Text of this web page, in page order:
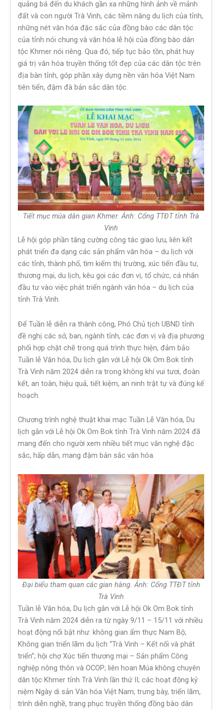
quảng bá đến du khách gần xa những hình ảnh về mảnh
đất và con người Trà Vinh, các tiềm năng du lịch của tỉnh,
những nét văn hóa đặc sắc của đồng bào các dân tộc
của tỉnh nói chung và văn hóa lễ hội của đồng bào dân
tộc Khmer nói riêng. Qua đó, tiếp tục bảo tồn, phát huy
giá trị văn hóa truyền thống tốt đẹp của các dân tộc trên
địa bàn tỉnh, góp phần xây dựng nền văn hóa Việt Nam
tiên tiến, đậm đà bản sắc dân tộc.
Tiết mục múa dân gian Khmer. Ảnh: Cổng TTĐT tỉnh Trà
Vinh
Lễ hội góp phần tăng cường công tác giao lưu, liên kết
phát triển đa dạng các sản phẩm văn hóa – du lịch với
các tỉnh, thành phố, tìm kiếm thị trường, xúc tiến đầu tư,
thương mại, du lịch, kêu gọi các đơn vị, tổ chức, cá nhân
đầu tư vào việc phát triển ngành văn hóa – du lịch của
tỉnh Trà Vinh.
Để Tuần lễ diễn ra thành công, Phó Chủ tịch UBND tỉnh
đề nghị các sở, ban, ngành tỉnh, các đơn vị và địa phương
phối hợp chặt chẽ trong quá trình thực hiện, đảm bảo
Tuần lễ Văn hóa, Du lịch gắn với Lễ hội Ok Om Bok tỉnh
Trà Vinh năm 2024 diễn ra trong không khí vui tươi, đoàn
kết, an toàn, hiệu quả, tiết kiệm, an ninh trật tự và đúng kế
hoạch.
Chương trình nghệ thuật khai mạc Tuần Lễ Văn hóa, Du
lịch gắn với Lễ hội Ok Om Bok tỉnh Trà Vinh năm 2024 đã
mang đến cho người xem nhiều tiết mục văn nghệ đặc
sắc, hấp dẫn, mang đậm bản sắc văn hóa.
Đại biểu tham quan các gian hàng. Ảnh: Cổng TTĐT tỉnh
Trà Vinh
Tuần lễ Văn hóa, Du lịch gắn với Lễ hội Ok Om Bok tỉnh
Trà Vinh năm 2024 diễn ra từ ngày 9/11 – 15/11 với nhiều
hoạt động nổi bật như: không gian ẩm thực Nam Bộ;
Không gian triển lãm du lịch “Trà Vinh – Kết nối và phát
triển”; hội chợ Xúc tiến thương mại – Sản phẩm Công
nghiệp nông thôn và OCOP; liên hoan Múa không chuyên
dân tộc Khmer tỉnh Trà Vinh lần thứ II; các hoạt động kỷ
niệm Ngày di sản Văn hóa Việt Nam; trưng bày, triển lãm,
trình diễn nghề, trang phục truyền thống đồng bào dân